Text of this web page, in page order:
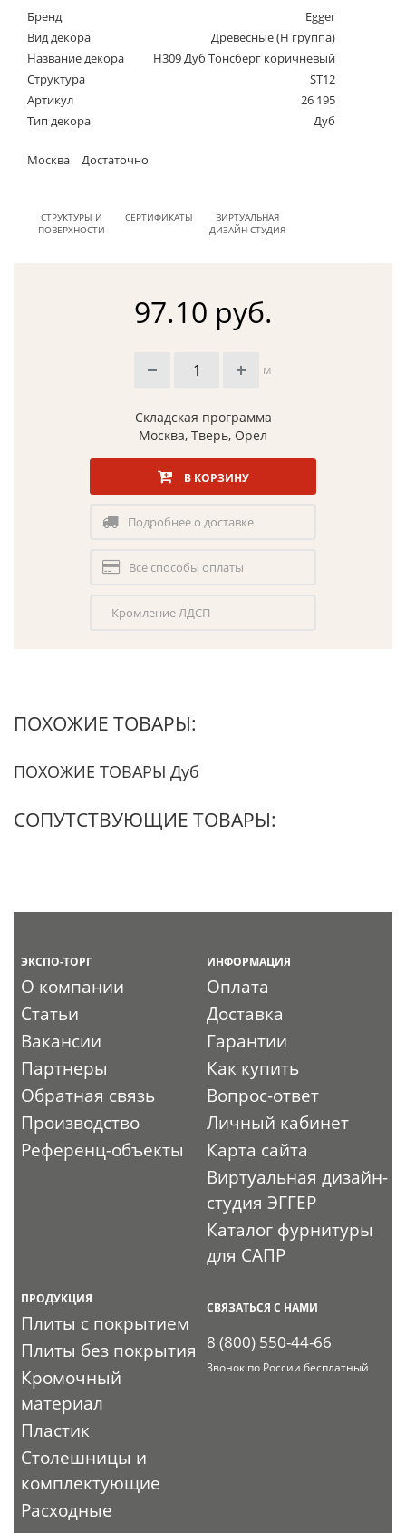
Бренд
Egger
Вид декора
Древесные (Н группа)
Название декора
H309 Дуб Тонсберг коричневый
Структура
ST12
Артикул
26 195
Тип декора
Дуб
Москва Достаточно
СТРУКТУРЫ И
ПОВЕРХНОСТИ
СЕРТИФИКАТЫ
ВИРТУАЛЬНАЯ
ДИЗАЙН СТУДИЯ
97.10 руб.
м
Складская программа
Москва, Тверь, Орел
В КОРЗИНУ
Подробнее о доставке
Все способы оплаты
Кромление ЛДСП
ПОХОЖИЕ ТОВАРЫ:
ПОХОЖИЕ ТОВАРЫ Дуб
СОПУТСТВУЮЩИЕ ТОВАРЫ:
ЭКСПО-ТОРГ
О компании
Статьи
Вакансии
Партнеры
Обратная связь
Производство
Референц-объекты
ИНФОРМАЦИЯ
Оплата
Доставка
Гарантии
Как купить
Вопрос-ответ
Личный кабинет
Карта сайта
Виртуальная дизайн-
студия ЭГГЕР
Каталог фурнитуры
для САПР
ПРОДУКЦИЯ
Плиты с покрытием
Плиты без покрытия
Кромочный
материал
Пластик
Столешницы и
комплектующие
Расходные
СВЯЗАТЬСЯ С НАМИ
8 (800) 550-44-66
Звонок по России бесплатный